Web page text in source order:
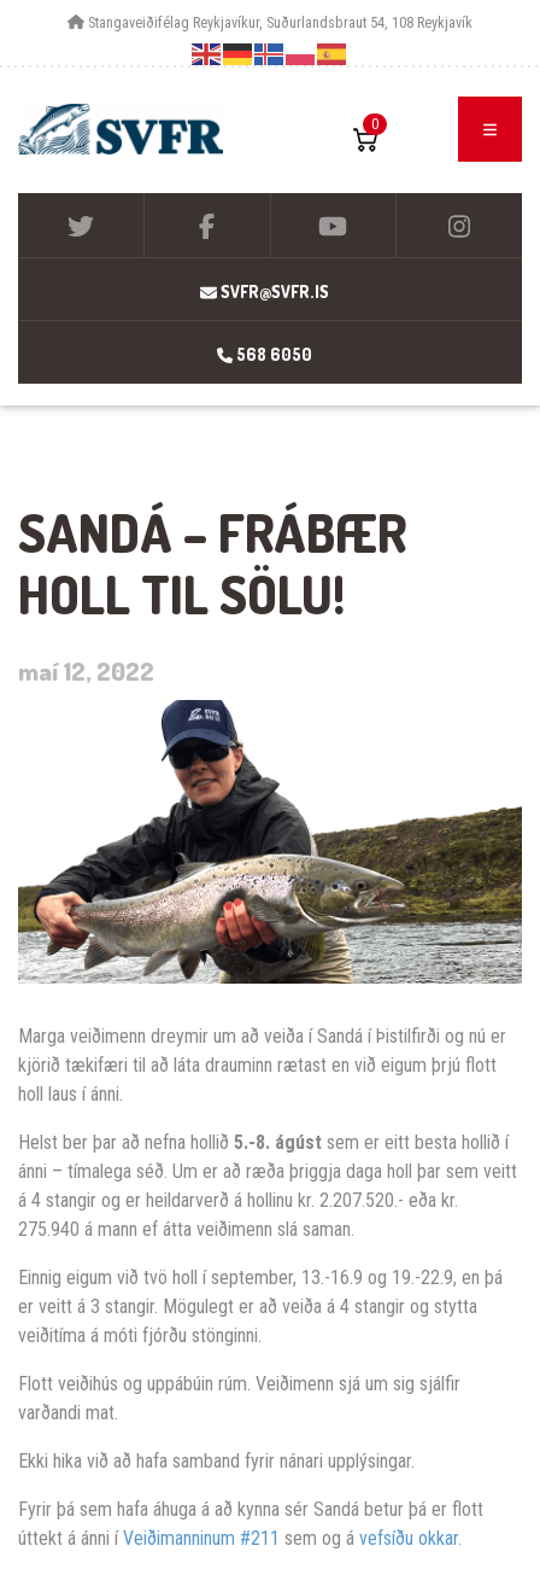
Stangaveiðifélag Reykjavíkur, Suðurlandsbraut 54, 108 Reykjavík
0
SVFR@SVFR.IS
568 6050
SANDÁ – FRÁBÆR
HOLL TIL SÖLU!
maí 12, 2022
Marga veiðimenn dreymir um að veiða í Sandá í Þistilfirði og nú er
kjörið tækifæri til að láta drauminn rætast en við eigum þrjú flott
holl laus í ánni.
Helst ber þar að nefna hollið 5.-8. ágúst sem er eitt besta hollið í
ánni – tímalega séð. Um er að ræða þriggja daga holl þar sem veitt
á 4 stangir og er heildarverð á hollinu kr. 2.207.520.- eða kr.
275.940 á mann ef átta veiðimenn slá saman.
Einnig eigum við tvö holl í september, 13.-16.9 og 19.-22.9, en þá
er veitt á 3 stangir. Mögulegt er að veiða á 4 stangir og stytta
veiðitíma á móti fjórðu stönginni.
Flott veiðihús og uppábúin rúm. Veiðimenn sjá um sig sjálfir
varðandi mat.
Ekki hika við að hafa samband fyrir nánari upplýsingar.
Fyrir þá sem hafa áhuga á að kynna sér Sandá betur þá er flott
úttekt á ánni íVeiðimanninum #211 sem og á vefsíðu okkar.